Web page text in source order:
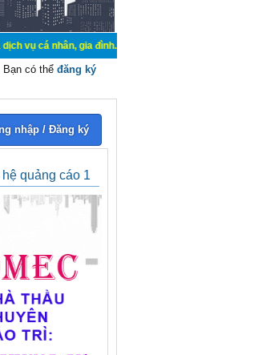
gia đình. Mua bán, ký gửi, cho thuê thiết bị hệ
Bạn có thể đăng ký
nhập / Đăng ký
hệ quảng cáo 1